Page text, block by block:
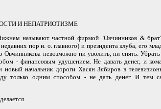
И НЕПАТРИОТИЗМЕ
называют частной фирмой "Овчинников &
недавних пор и. о. главного) и президента клуба, его
Овчинникова невозможно ни уволить, ни снять.
- финансовым удушением. Не давать денег, и
начальник дороги Хасян Зябиров в
только одним способом - не дать денег. И тем